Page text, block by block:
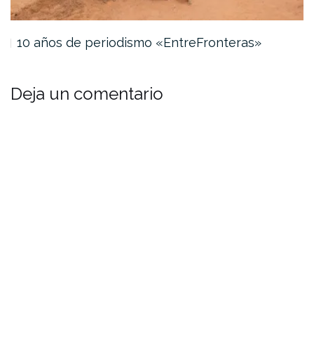
10 años de periodismo «EntreFronteras»
Deja un comentario